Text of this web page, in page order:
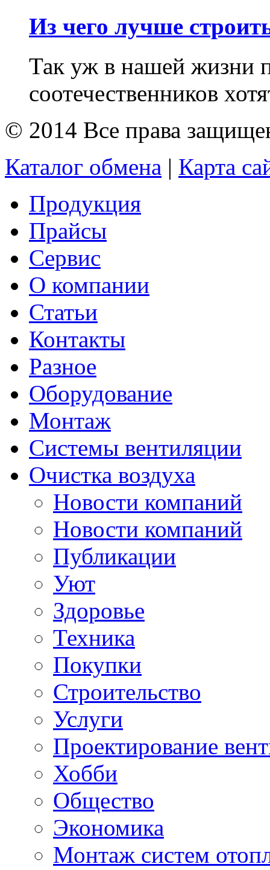
Из чего лучше
Так уж в нашей жизни
соотечественников
© 2014 Все права
Каталог обмена | Карта
Продукция
Прайсы
Сервис
О компании
Статьи
Контакты
Разное
Оборудование
Монтаж
Системы вентиляции
Очистка воздуха
Новости компаний
Новости компаний
Публикации
Уют
Здоровье
Техника
Покупки
Строительство
Услуги
Проектирование
Хобби
Общество
Экономика
Монтаж систем